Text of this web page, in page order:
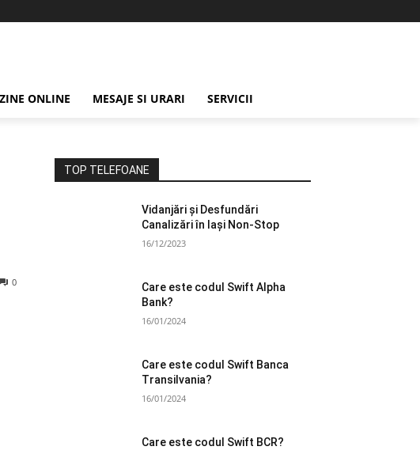
ONLINE MESAJE SI URARI SERVICII
0
TOP TELEFOANE
Vidanjări și Desfundări
Canalizări în Iași Non-Stop
16/12/2023
Care este codul Swift Alpha
Bank?
16/01/2024
Care este codul Swift Banca
Transilvania?
16/01/2024
Care este codul Swift BCR?